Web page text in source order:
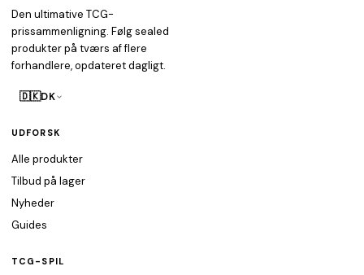
Den ultimative TCG-
prissammenligning. Følg sealed
produkter på tværs af flere
forhandlere, opdateret dagligt.
🇩🇰DK
UDFORSK
Alle produkter
Tilbud på lager
Nyheder
Guides
TCG-SPIL